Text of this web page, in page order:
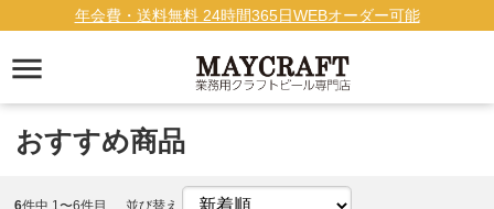
年会費・送料無料 24時間365日WEBオーダー可能
おすすめ商品
6件中 1〜6件目 並び替え